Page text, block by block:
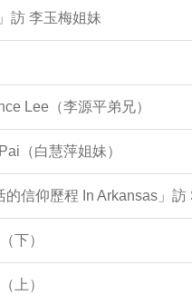
訪 李玉梅姐妹
Lee（李源平弟兄）
（白慧萍姐妹）
信仰歷程 In Arkansas」訪
下）
上）